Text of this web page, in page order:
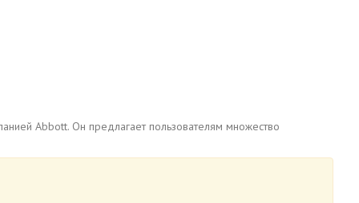
Abbott. Он предлагает пользователям множество